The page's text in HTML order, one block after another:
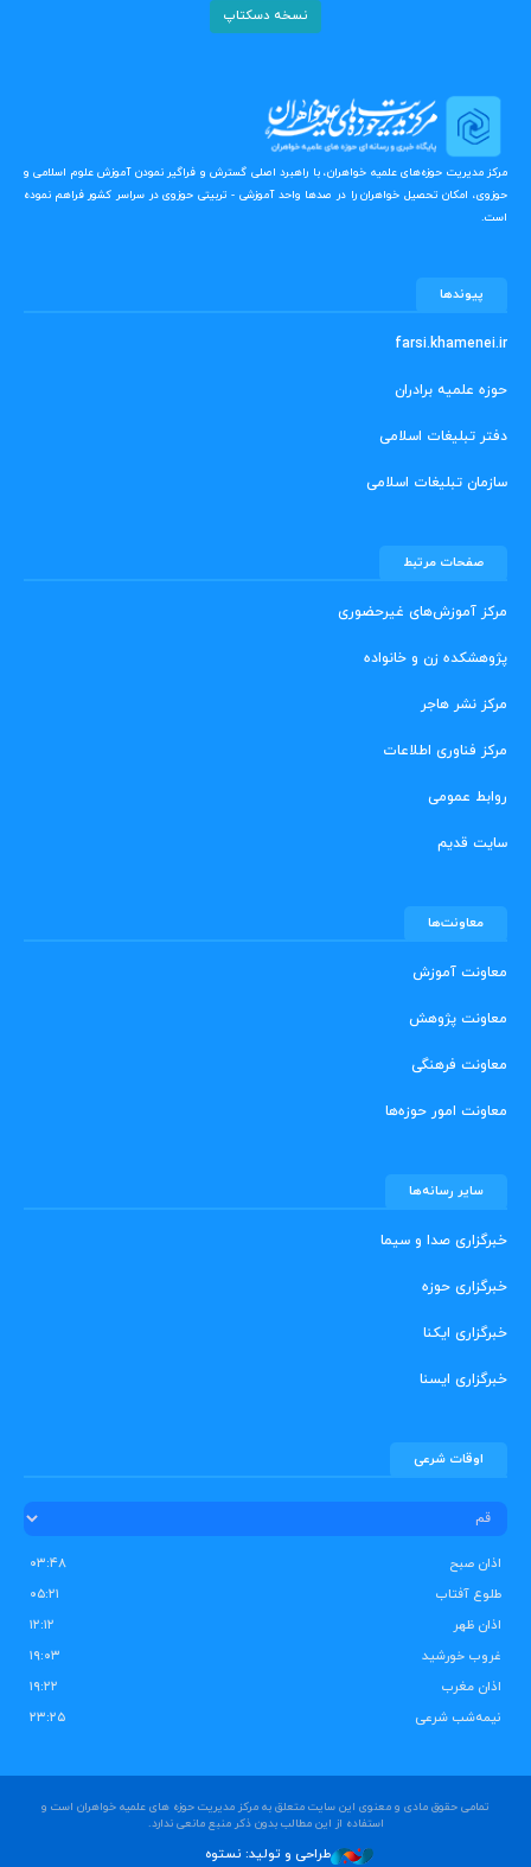
نسخه دسکتاپ
مرکز مدیریت حوزه‌های علمیه خواهران، با راهبرد اصلی گسترش و فراگیر نمودن آموزش علوم اسلامی و
حوزوی، امکان تحصیل خواهران را در صدها واحد آموزشی - تربیتی حوزوی در سراسر کشور فراهم نموده
است.
پیوندها
farsi.khamenei.ir
حوزه علمیه برادران
دفتر تبلیغات اسلامی
سازمان تبلیغات اسلامی
صفحات مرتبط
مرکز آموزش‌های غیرحضوری
پژوهشکده زن و خانواده
مرکز نشر هاجر
مرکز فناوری اطلاعات
روابط عمومی
سایت قدیم
معاونت‌ها
معاونت آموزش
معاونت پژوهش
معاونت فرهنگی
معاونت امور حوزه‌ها
سایر رسانه‌ها
خبرگزاری صدا و سیما
خبرگزاری حوزه
خبرگزاری ایکنا
خبرگزاری ایسنا
اوقات شرعی
اذان صبح
۰۳:۴۸
طلوع آفتاب
۰۵:۲۱
اذان ظهر
۱۲:۱۲
غروب خورشید
۱۹:۰۳
اذان مغرب
۱۹:۲۲
نیمه‌شب شرعی
۲۳:۲۵
تمامی حقوق مادی و معنوی این سایت متعلق به مرکز مدیریت حوزه های علمیه خواهران است و
استفاده از این مطالب بدون ذکر منبع مانعی ندارد.
طراحی و تولید: نستوه